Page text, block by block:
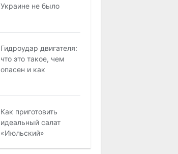
Украине не было
Гидроудар двигателя:
что это такое, чем
опасен и как
Как приготовить
идеальный салат
«Июльский»